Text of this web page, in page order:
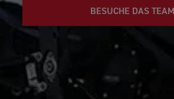
BESUCHE DAS TEAM